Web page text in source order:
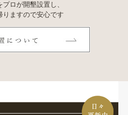
ロが開墾設置し、
りますので安心です